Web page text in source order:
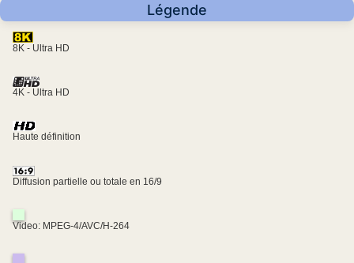
Légende
8K - Ultra HD
4K - Ultra HD
Haute définition
Diffusion partielle ou totale en 16/9
Video: MPEG-4/AVC/H-264